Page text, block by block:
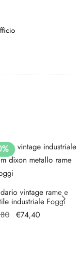
%
vintage rame e
industriale Foggi
Il prezzo
€74,40